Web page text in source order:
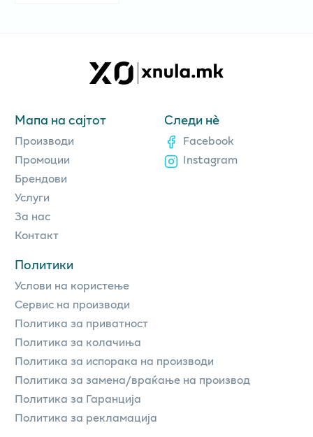
Мапа на сајтот
Производи
Промоции
Брендови
Услуги
За нас
Контакт
Политики
Услови на користење
Сервис на производи
Политика за приватност
Политика за колачиња
Политика за испорака на производи
Политика за замена/враќање на производ
Политика за Гаранција
Политика за рекламација
Следи нè
Facebook
Instagram